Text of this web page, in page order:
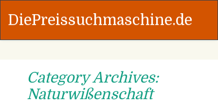
DiePreissuchmaschine.de
Category Archives:
Naturwißenschaft